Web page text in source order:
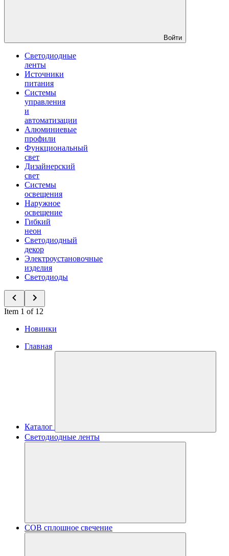
Войти
Светодиодные
ленты
Источники
питания
Системы
управления
и
автоматизации
Алюминиевые
профили
Функциональный
свет
Дизайнерский
свет
Системы
освещения
Наружное
освещение
Гибкий
неон
Светодиодный
декор
Электроустановочные
изделия
Светодиоды
Item 1 of 12
Новинки
Главная
Каталог
Светодиодные ленты
COB сплошное свечение